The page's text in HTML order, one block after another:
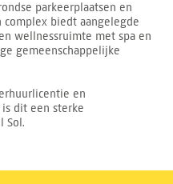
parkeerplaatsen en
biedt aangelegde
wellnessruimte met spa en
gemeenschappelijke
en
dit een sterke
Sol.